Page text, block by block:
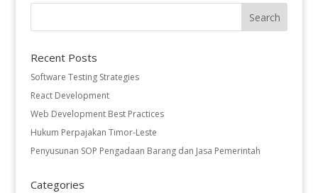
Recent Posts
Software Testing Strategies
React Development
Web Development Best Practices
Hukum Perpajakan Timor-Leste
Penyusunan SOP Pengadaan Barang dan Jasa Pemerintah
Categories